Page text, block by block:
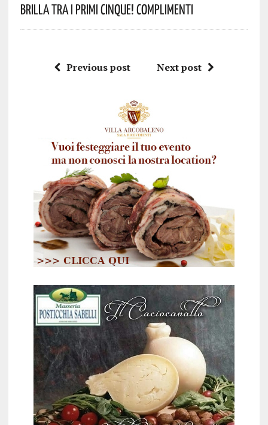
Brilla Tra I Primi Cinque! Complimenti
Previous post Next post